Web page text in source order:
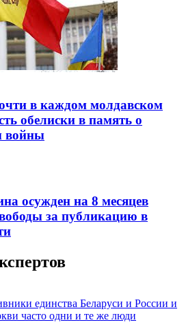
в каждом молдавском
обелиски в память о
войны
осужден на 8 месяцев
за публикацию в
единства Беларуси и России и
часто одни и те же люди